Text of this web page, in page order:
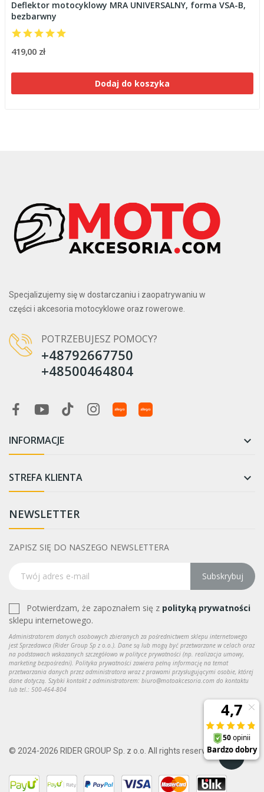
Deflektor motocyklowy MRA UNIVERSALNY, forma VSA-B,
bezbarwny
419,00 zł
Dodaj do koszyka
Specjalizujemy się w dostarczaniu i zaopatrywaniu w
części i akcesoria motocyklowe oraz rowerowe.
POTRZEBUJESZ POMOCY?
+48792667750
+48500464804
INFORMACJE 
STREFA KLIENTA 
NEWSLETTER
ZAPISZ SIĘ DO NASZEGO NEWSLETTERA
Subskrybuj
Potwierdzam, że zapoznałem się z polityką prywatności
sklepu internetowego.
Administratorem danych osobowych zbieranych za pośrednictwem sklepu internetowego
jest Sprzedawca (Rider Group Sp z o.o.). Dane są lub mogą być przetwarzane w celach oraz
na podstawach wskazanych szczegółowo w polityce prywatności (np. realizacja umowy,
marketing bezpośredni). Polityka prywatności zawiera pełną informację na temat
przetwarzania danych przez administratora wraz z prawami przysługującymi osobie, której
dane dotyczą. Szybki kontakt z administratorem: biuro@motoakcesoria.com do kontaktu
lub tel.: 500-464-804
© 2024-2026 RIDER GROUP Sp. z o.o. All rights reserved.